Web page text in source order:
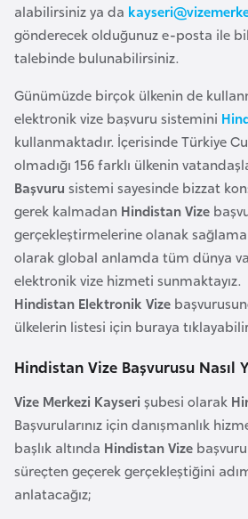
alabilirsiniz ya da
gönderecek olduğunuz e-posta ile
talebinde bulunabilirsiniz.
Günümüzde birçok ülkenin de
elektronik vize başvuru sistemini
kullanmaktadır. İçerisinde Türkiye
olmadığı 156 farklı ülkenin
Başvuru sistemi sayesinde bizzat
gerek kalmadan Hindistan Vize
gerçekleştirmelerine olanak
olarak global anlamda tüm dünya
elektronik vize hizmeti sunmaktayız.
Hindistan Elektronik Vize
ülkelerin listesi için buraya
Hindistan Vize Başvurusu Nasıl
Vize Merkezi Kayseri şubesi olarak
Başvurularınız için danışmanlık
başlık altında Hindistan Vize
süreçten geçerek gerçekleştiğini
anlatacağız;
F
a
s
Ç
a
d
Ç
e
k
C
u
h
u
r
i
y
e